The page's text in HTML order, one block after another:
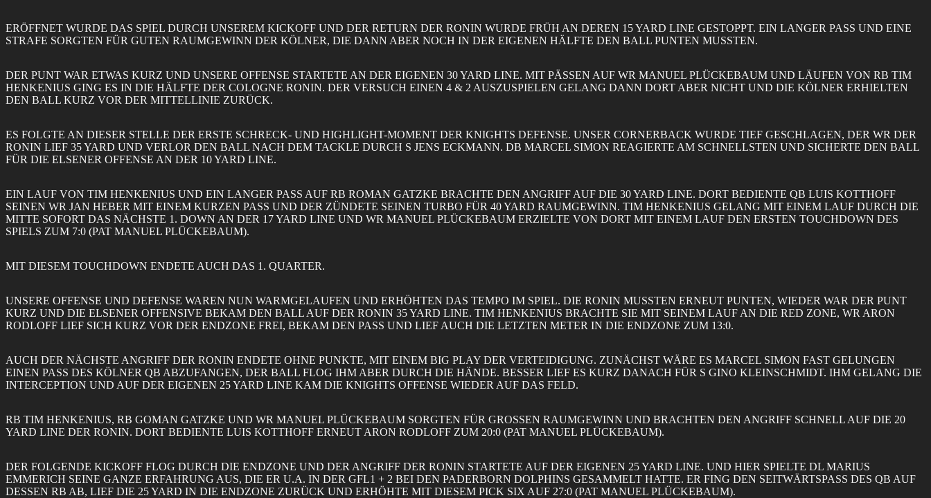
ERÖFFNET WURDE DAS SPIEL DURCH UNSEREM KICKOFF UND DER RETURN DER RONIN WURDE FRÜH AN DEREN 15 YARD LINE GESTOPPT. EIN LANGER PASS UND EINE
STRAFE SORGTEN FÜR GUTEN RAUMGEWINN DER KÖLNER, DIE DANN ABER NOCH IN DER EIGENEN HÄLFTE DEN BALL PUNTEN MUSSTEN.
DER PUNT WAR ETWAS KURZ UND UNSERE OFFENSE STARTETE AN DER EIGENEN 30 YARD LINE. MIT PÄSSEN AUF WR MANUEL PLÜCKEBAUM UND LÄUFEN VON RB TIM
HENKENIUS GING ES IN DIE HÄLFTE DER COLOGNE RONIN. DER VERSUCH EINEN 4 & 2 AUSZUSPIELEN GELANG DANN DORT ABER NICHT UND DIE KÖLNER ERHIELTEN
DEN BALL KURZ VOR DER MITTELLINIE ZURÜCK.
ES FOLGTE AN DIESER STELLE DER ERSTE SCHRECK- UND HIGHLIGHT-MOMENT DER KNIGHTS DEFENSE. UNSER CORNERBACK WURDE TIEF GESCHLAGEN, DER WR DER
RONIN LIEF 35 YARD UND VERLOR DEN BALL NACH DEM TACKLE DURCH S JENS ECKMANN. DB MARCEL SIMON REAGIERTE AM SCHNELLSTEN UND SICHERTE DEN BALL
FÜR DIE ELSENER OFFENSE AN DER 10 YARD LINE.
EIN LAUF VON TIM HENKENIUS UND EIN LANGER PASS AUF RB ROMAN GATZKE BRACHTE DEN ANGRIFF AUF DIE 30 YARD LINE. DORT BEDIENTE QB LUIS KOTTHOFF
SEINEN WR JAN HEBER MIT EINEM KURZEN PASS UND DER ZÜNDETE SEINEN TURBO FÜR 40 YARD RAUMGEWINN. TIM HENKENIUS GELANG MIT EINEM LAUF DURCH DIE
MITTE SOFORT DAS NÄCHSTE 1. DOWN AN DER 17 YARD LINE UND WR MANUEL PLÜCKEBAUM ERZIELTE VON DORT MIT EINEM LAUF DEN ERSTEN TOUCHDOWN DES
SPIELS ZUM 7:0 (PAT MANUEL PLÜCKEBAUM).
MIT DIESEM TOUCHDOWN ENDETE AUCH DAS 1. QUARTER.
UNSERE OFFENSE UND DEFENSE WAREN NUN WARMGELAUFEN UND ERHÖHTEN DAS TEMPO IM SPIEL. DIE RONIN MUSSTEN ERNEUT PUNTEN, WIEDER WAR DER PUNT
KURZ UND DIE ELSENER OFFENSIVE BEKAM DEN BALL AUF DER RONIN 35 YARD LINE. TIM HENKENIUS BRACHTE SIE MIT SEINEM LAUF AN DIE RED ZONE, WR ARON
RODLOFF LIEF SICH KURZ VOR DER ENDZONE FREI, BEKAM DEN PASS UND LIEF AUCH DIE LETZTEN METER IN DIE ENDZONE ZUM 13:0.
AUCH DER NÄCHSTE ANGRIFF DER RONIN ENDETE OHNE PUNKTE, MIT EINEM BIG PLAY DER VERTEIDIGUNG. ZUNÄCHST WÄRE ES MARCEL SIMON FAST GELUNGEN
EINEN PASS DES KÖLNER QB ABZUFANGEN, DER BALL FLOG IHM ABER DURCH DIE HÄNDE. BESSER LIEF ES KURZ DANACH FÜR S GINO KLEINSCHMIDT. IHM GELANG DIE
INTERCEPTION UND AUF DER EIGENEN 25 YARD LINE KAM DIE KNIGHTS OFFENSE WIEDER AUF DAS FELD.
RB TIM HENKENIUS, RB GOMAN GATZKE UND WR MANUEL PLÜCKEBAUM SORGTEN FÜR GROSSEN RAUMGEWINN UND BRACHTEN DEN ANGRIFF SCHNELL AUF DIE 20 Y
ARD LINE DER RONIN. DORT BEDIENTE LUIS KOTTHOFF ERNEUT ARON RODLOFF ZUM 20:0 (PAT MANUEL PLÜCKEBAUM).
DER FOLGENDE KICKOFF FLOG DURCH DIE ENDZONE UND DER ANGRIFF DER RONIN STARTETE AUF DER EIGENEN 25 YARD LINE. UND HIER SPIELTE DL MARIUS
EMMERICH SEINE GANZE ERFAHRUNG AUS, DIE ER U.A. IN DER GFL1 + 2 BEI DEN PADERBORN DOLPHINS GESAMMELT HATTE. ER FING DEN SEITWÄRTSPASS DES QB AUF
DESSEN RB AB, LIEF DIE 25 YARD IN DIE ENDZONE ZURÜCK UND ERHÖHTE MIT DIESEM PICK SIX AUF 27:0 (PAT MANUEL PLÜCKEBAUM).